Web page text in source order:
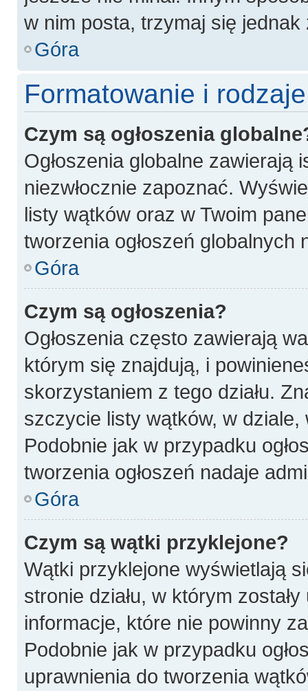
w nim posta, trzymaj się
Góra
Formatowanie i
Czym są ogłoszenia
Ogłoszenia globalne
niezwłocznie zapoznać.
listy wątków oraz w Twoim
tworzenia ogłoszeń globalnych
Góra
Czym są ogłoszenia?
Ogłoszenia często zawierają
którym się znajdują, i
skorzystaniem z tego działu.
szczycie listy wątków, w
Podobnie jak w przypadku
tworzenia ogłoszeń nadaje
Góra
Czym są wątki przyklejone?
Wątki przyklejone wyświetlają
stronie działu, w którym
informacje, które nie powinny
Podobnie jak w przypadku
uprawnienia do tworzenia